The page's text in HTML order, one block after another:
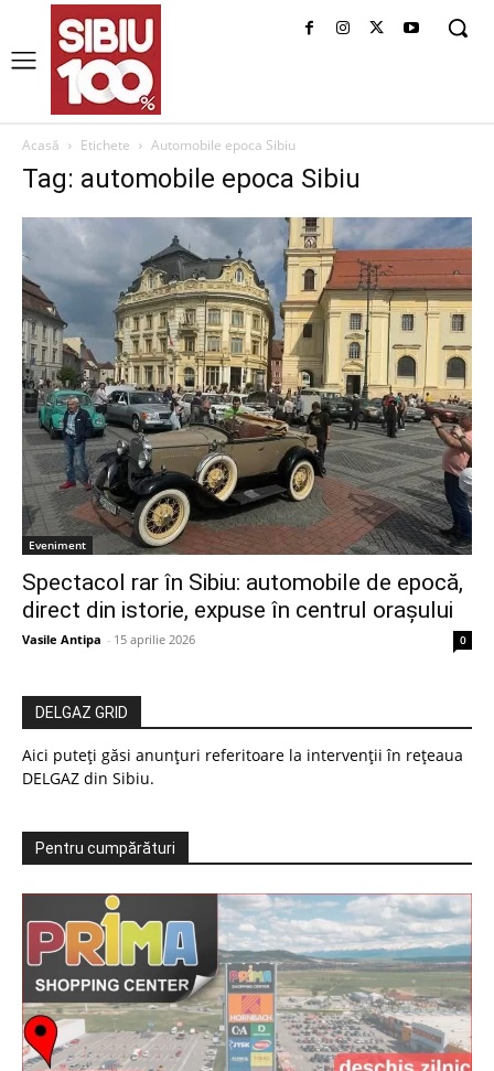
Acasă Etichete Automobile epoca Sibiu
Tag: automobile epoca Sibiu
Eveniment
Spectacol rar în Sibiu: automobile de epocă,
direct din istorie, expuse în centrul orașului
Vasile Antipa - 15 aprilie 2026 0
DELGAZ GRID
Aici puteți găsi anunțuri referitoare la intervenții în rețeaua
DELGAZ din Sibiu.
Pentru cumpărături